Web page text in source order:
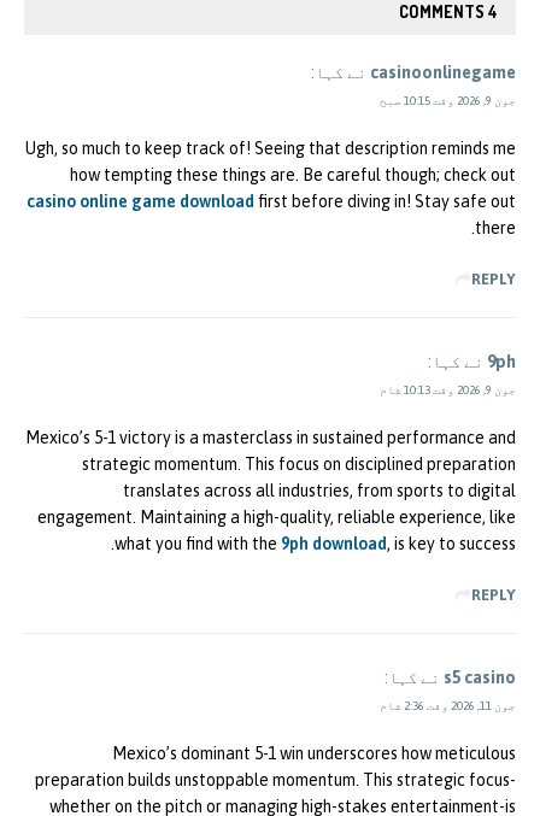
4 COMMENTS
casinoonlinegame نے کہا:
جون 9, 2026 وقت 10:15 صبح
Ugh, so much to keep track of! Seeing that description reminds me
how tempting these things are. Be careful though; check out
casino online game download first before diving in! Stay safe out
there.
REPLY
9ph نے کہا:
جون 9, 2026 وقت 10:13 شام
Mexico’s 5-1 victory is a masterclass in sustained performance and
strategic momentum. This focus on disciplined preparation
translates across all industries, from sports to digital
engagement. Maintaining a high-quality, reliable experience, like
what you find with the 9ph download, is key to success.
REPLY
s5 casino نے کہا:
جون 11, 2026 وقت 2:36 شام
Mexico’s dominant 5-1 win underscores how meticulous
preparation builds unstoppable momentum. This strategic focus-
whether on the pitch or managing high-stakes entertainment-is